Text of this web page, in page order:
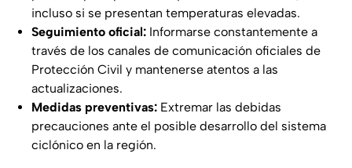
incluso si se presentan temperaturas elevadas.
Seguimiento oficial: Informarse constantemente a
través de los canales de comunicación oficiales de
Protección Civil y mantenerse atentos a las
actualizaciones.
Medidas preventivas: Extremar las debidas
precauciones ante el posible desarrollo del sistema
ciclónico en la región.